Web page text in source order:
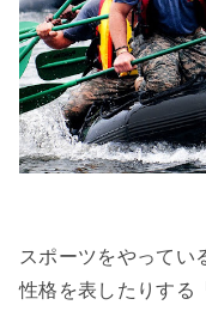
スポーツをやってい
性格を表したりする